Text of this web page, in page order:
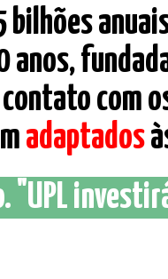
bilhões
anos,
com
adaptados
"UPL